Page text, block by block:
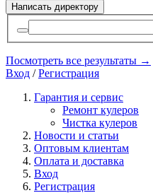
Написать директору
Посмотреть все результаты →
Вход /Регистрация
Гарантия и сервис
Ремонт кулеров
Чистка кулеров
Новости и статьи
Оптовым клиентам
Оплата и доставка
Вход
Регистрация